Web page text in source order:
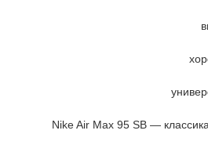
Nike Air Max 95 SB —